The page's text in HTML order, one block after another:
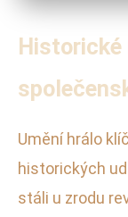
Historické
Umění hrálo
historických
stáli u zrodu